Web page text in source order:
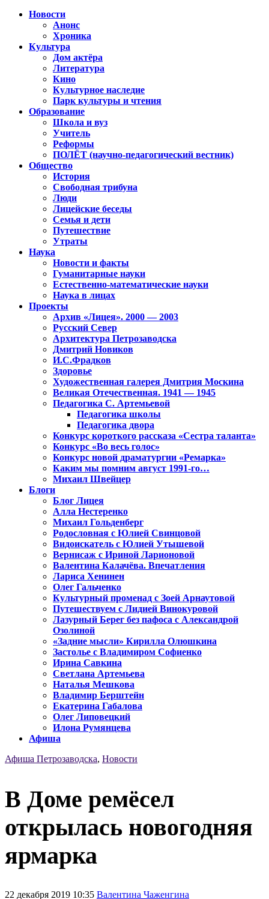
Новости
Анонс
Хроника
Культура
Дом актёра
Литература
Кино
Культурное наследие
Парк культуры и чтения
Образование
Школа и вуз
Учитель
Реформы
ПОЛЁТ (научно-педагогический вестник)
Общество
История
Свободная трибуна
Люди
Лицейские беседы
Семья и дети
Путешествие
Утраты
Наука
Новости и факты
Гуманитарные науки
Естественно-математические науки
Наука в лицах
Проекты
Архив «Лицея». 2000 — 2003
Русский Север
Архитектура Петрозаводска
Дмитрий Новиков
И.С.Фрадков
Здоровье
Художественная галерея Дмитрия Москина
Великая Отечественная. 1941 — 1945
Педагогика С. Артемьевой
Педагогика школы
Педагогика двора
Конкурс короткого рассказа «Сестра таланта»
Конкурс «Во весь голос»
Конкурс новой драматургии «Ремарка»
Каким мы помним август 1991-го…
Михаил Швейцер
Блоги
Блог Лицея
Алла Нестеренко
Михаил Гольденберг
Родословная с Юлией Свинцовой
Видоискатель с Юлией Утышевой
Вернисаж с Ириной Ларионовой
Валентина Калачёва. Впечатления
Лариса Хенинен
Олег Гальченко
Культурный променад с Зоей Арнаутовой
Путешествуем с Лидией Винокуровой
Лазурный Берег без пафоса с Александрой
Озолиной
«Задние мысли» Кирилла Олюшкина
Застолье с Владимиром Софиенко
Ирина Савкина
Светлана Артемьева
Наталья Мешкова
Владимир Берштейн
Екатерина Габалова
Олег Липовецкий
Илона Румянцева
Афиша
Афиша Петрозаводска, Новости
В Доме ремёсел
открылась новогодняя
ярмарка
22 декабря 2019 10:35 Валентина Чаженгина